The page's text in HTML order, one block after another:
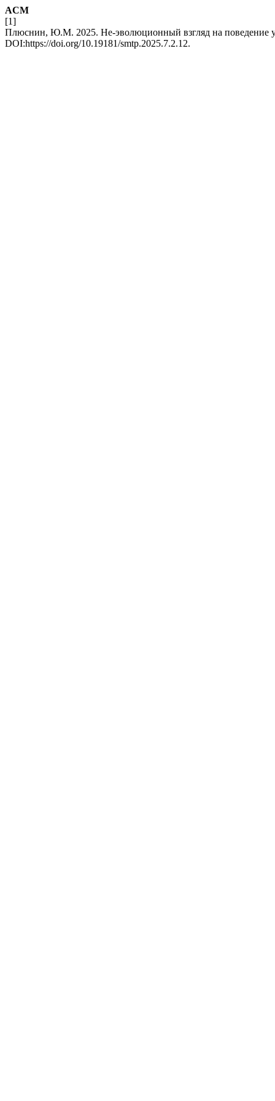
ACM
[1]
Плюснин, Ю.М. 2025. Не-эволюционный взгляд на поведение
DOI:https://doi.org/10.19181/smtp.2025.7.2.12.